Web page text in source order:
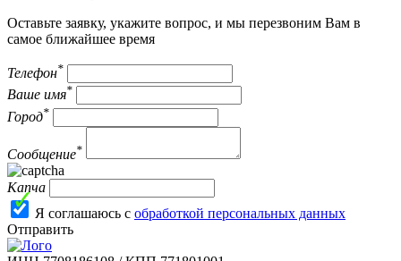
Оставьте заявку, укажите вопрос, и мы перезвоним Вам в
самое ближайшее время
Телефон*
Ваше имя*
Город*
Сообщение*
Капча
Я соглашаюсь с обработкой персональных данных
Отправить